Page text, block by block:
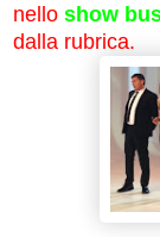
nello show
dalla rubrica.